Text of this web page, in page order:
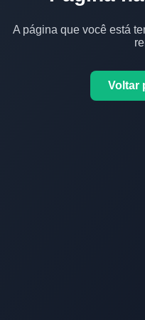
A página que você está
Voltar